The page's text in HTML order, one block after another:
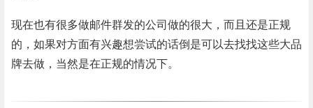
现在也有很多做邮件群发的公司做的很大，而且还是正规
的，如果对方面有兴趣想尝试的话倒是可以去找找这些大品
牌去做，当然是在正规的情况下。